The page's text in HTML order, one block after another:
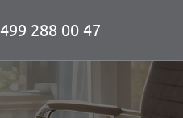
288 00 47